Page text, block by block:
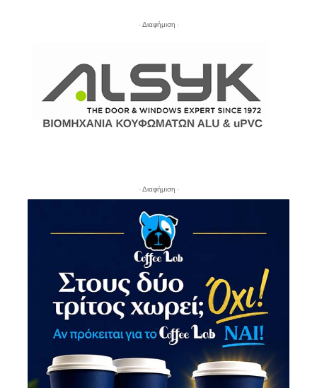
- Διαφήμιση -
- Διαφήμιση -